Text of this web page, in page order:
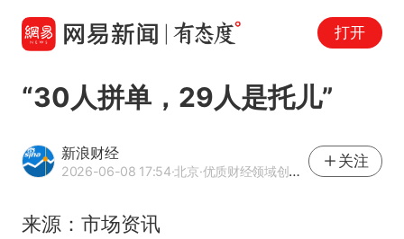
打开
“30人拼单，29人是托儿”
新浪财经
2026-06-08 17:54·北京·优质财经领域创作者
关注
来源：市场资讯